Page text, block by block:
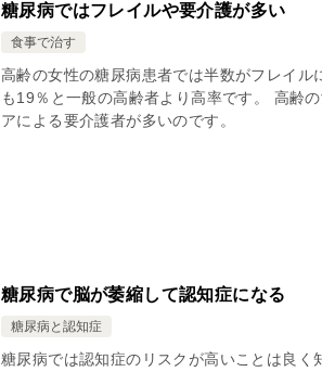
糖尿病ではフレイルや要介護が多い
食事で治す
高齢の女性の糖尿病患者では半数がフレイル
も19％と一般の高齢者より高率です。 高齢
アによる要介護者が多いのです。
糖尿病で脳が萎縮して認知症になる
糖尿病と認知症
糖尿病では認知症のリスクが高いことは良く